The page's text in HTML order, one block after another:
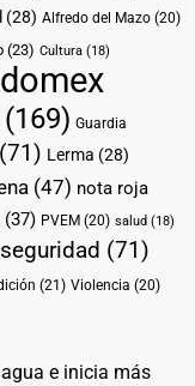
(28) Alfredo del Mazo (20)
(23) Cultura (18)
(169) Guardia
(71) Lerma (28)
(47) nota roja
(37) PVEM (20) salud (18)
seguridad (71)
(21) Violencia (20)